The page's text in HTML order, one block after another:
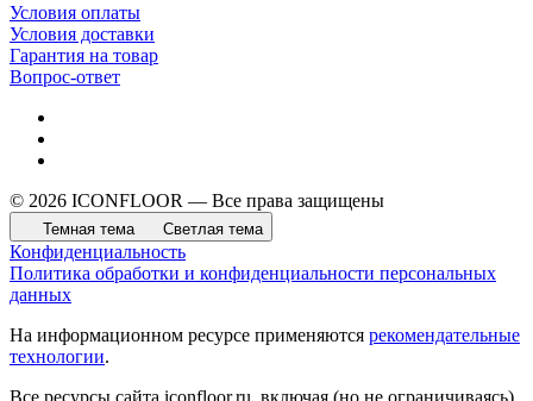
Условия оплаты
Условия доставки
Гарантия на товар
Вопрос-ответ
© 2026 ICONFLOOR — Все права защищены
Темная тема Светлая тема
Конфиденциальность
Политика обработки и конфиденциальности персональных
данных
На информационном ресурсе применяются рекомендательные
технологии.
Все ресурсы сайта iconfloor.ru, включая (но не ограничиваясь)